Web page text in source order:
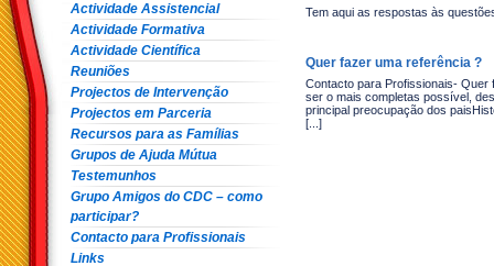
Actividade Assistencial
Actividade Formativa
Actividade Científica
Reuniões
Projectos de Intervenção
Projectos em Parceria
Recursos para as Famílias
Grupos de Ajuda Mútua
Testemunhos
Grupo Amigos do CDC – como
participar?
Contacto para Profissionais
Links
Tem aqui as respostas às
Quer fazer uma referência ?
Contacto para Profissionais-
ser o mais completas possível,
principal preocupação dos
[...]